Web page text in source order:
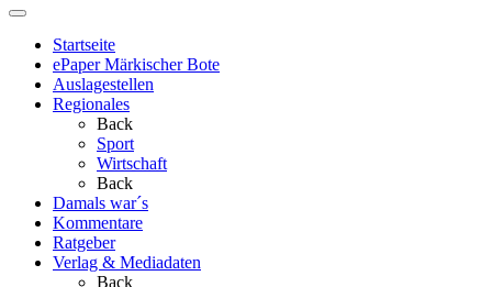
Startseite
ePaper Märkischer Bote
Auslagestellen
Regionales
Back
Sport
Wirtschaft
Back
Damals war´s
Kommentare
Ratgeber
Verlag & Mediadaten
Back